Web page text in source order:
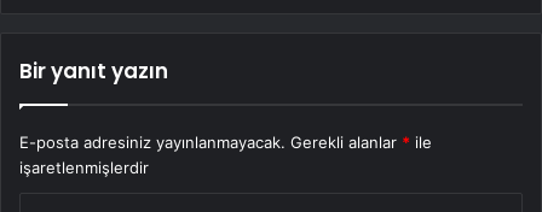
Bir yanıt yazın
E-posta adresiniz yayınlanmayacak. Gerekli alanlar * ile
işaretlenmişlerdir